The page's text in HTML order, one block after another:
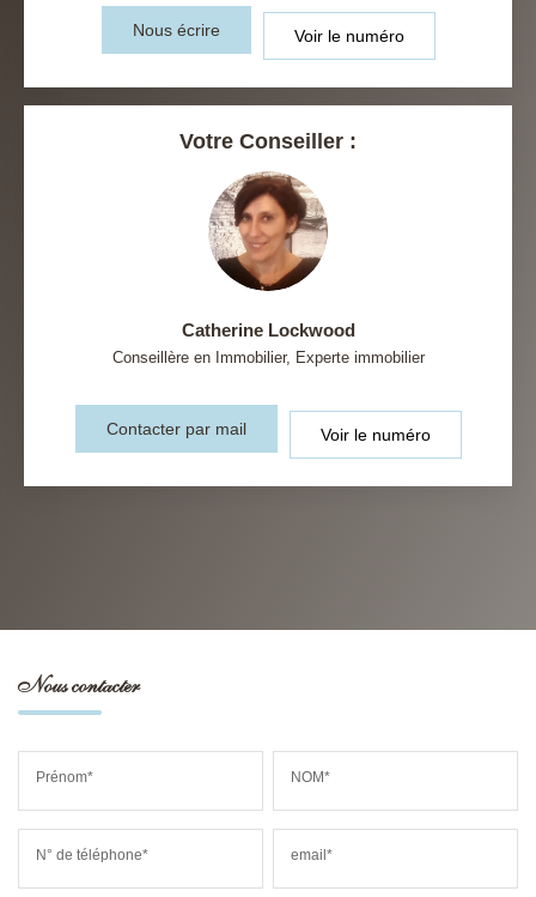
Nous écrire Voir le numéro
Votre Conseiller :
Catherine Lockwood
Conseillère en Immobilier, Experte immobilier
Contacter par mail Voir le numéro
Nous contacter
Prénom* NOM*
N° de téléphone* email*